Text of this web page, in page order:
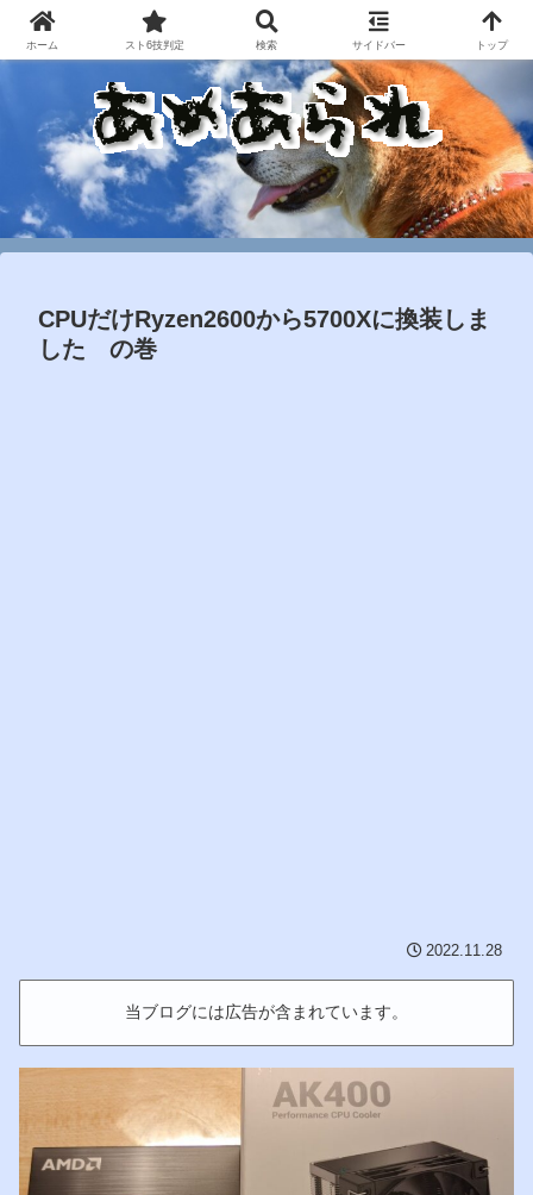
CPUだけRyzen2600から5700Xに換装しま
した の巻
2022.11.28
当ブログには広告が含まれています。
ホーム スト6技判定 検索 サイドバー トップ